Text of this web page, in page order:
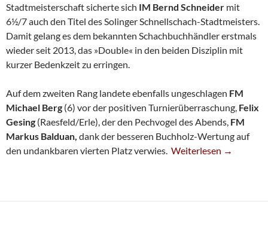
Stadtmeisterschaft sicherte sich IM Bernd Schneider mit
6½/7 auch den Titel des Solinger Schnellschach-Stadtmeisters.
Damit gelang es dem bekannten Schachbuchhändler erstmals
wieder seit 2013, das »Double« in den beiden Disziplin mit
kurzer Bedenkzeit zu erringen.
Auf dem zweiten Rang landete ebenfalls ungeschlagen FM
Michael Berg (6) vor der positiven Turnierüberraschung, Felix
Gesing (Raesfeld/Erle), der den Pechvogel des Abends, FM
Markus Balduan, dank der besseren Buchholz-Wertung auf
den undankbaren vierten Platz verwies. Bernd Schneider Holt
Weiterlesen →